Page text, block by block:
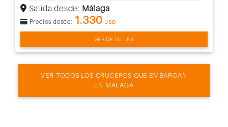
Salida desde: Málaga
Precios desde: 1.330 USD
VER DETALLES
VER TODOS LOS CRUCEROS QUE EMBARCAN
EN MÁLAGA